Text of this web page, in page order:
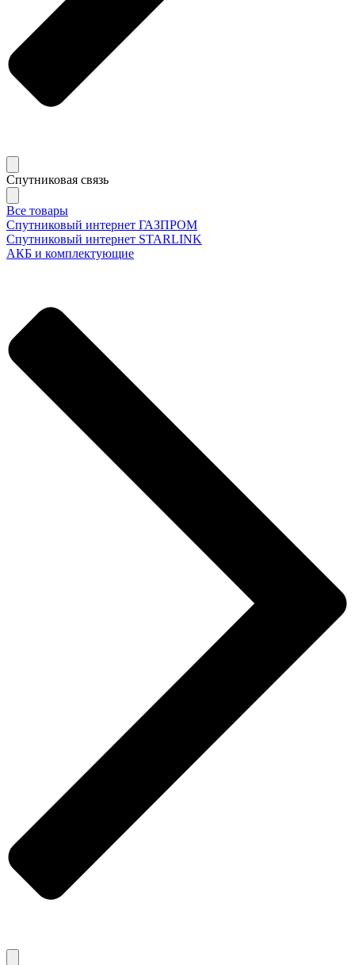
Спутниковая связь
Все товары
Спутниковый интернет ГАЗПРОМ
Спутниковый интернет STARLINK
АКБ и комплектующие